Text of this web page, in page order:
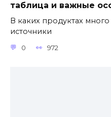
таблица и важные
В каких продуктах
источники
0 972